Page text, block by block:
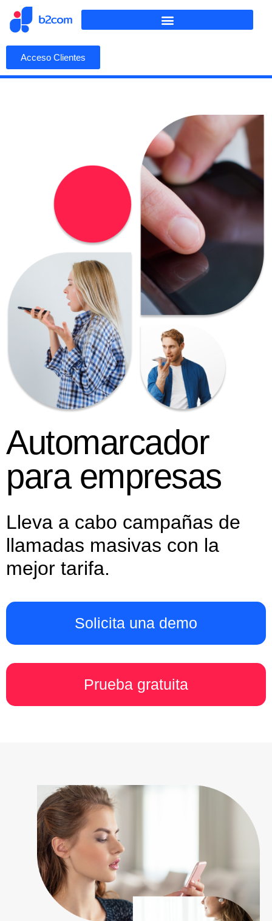
Acceso Clientes
Automarcador
para empresas
Lleva a cabo campañas de
llamadas masivas con la
mejor tarifa.
Solicita una demo
Prueba gratuita